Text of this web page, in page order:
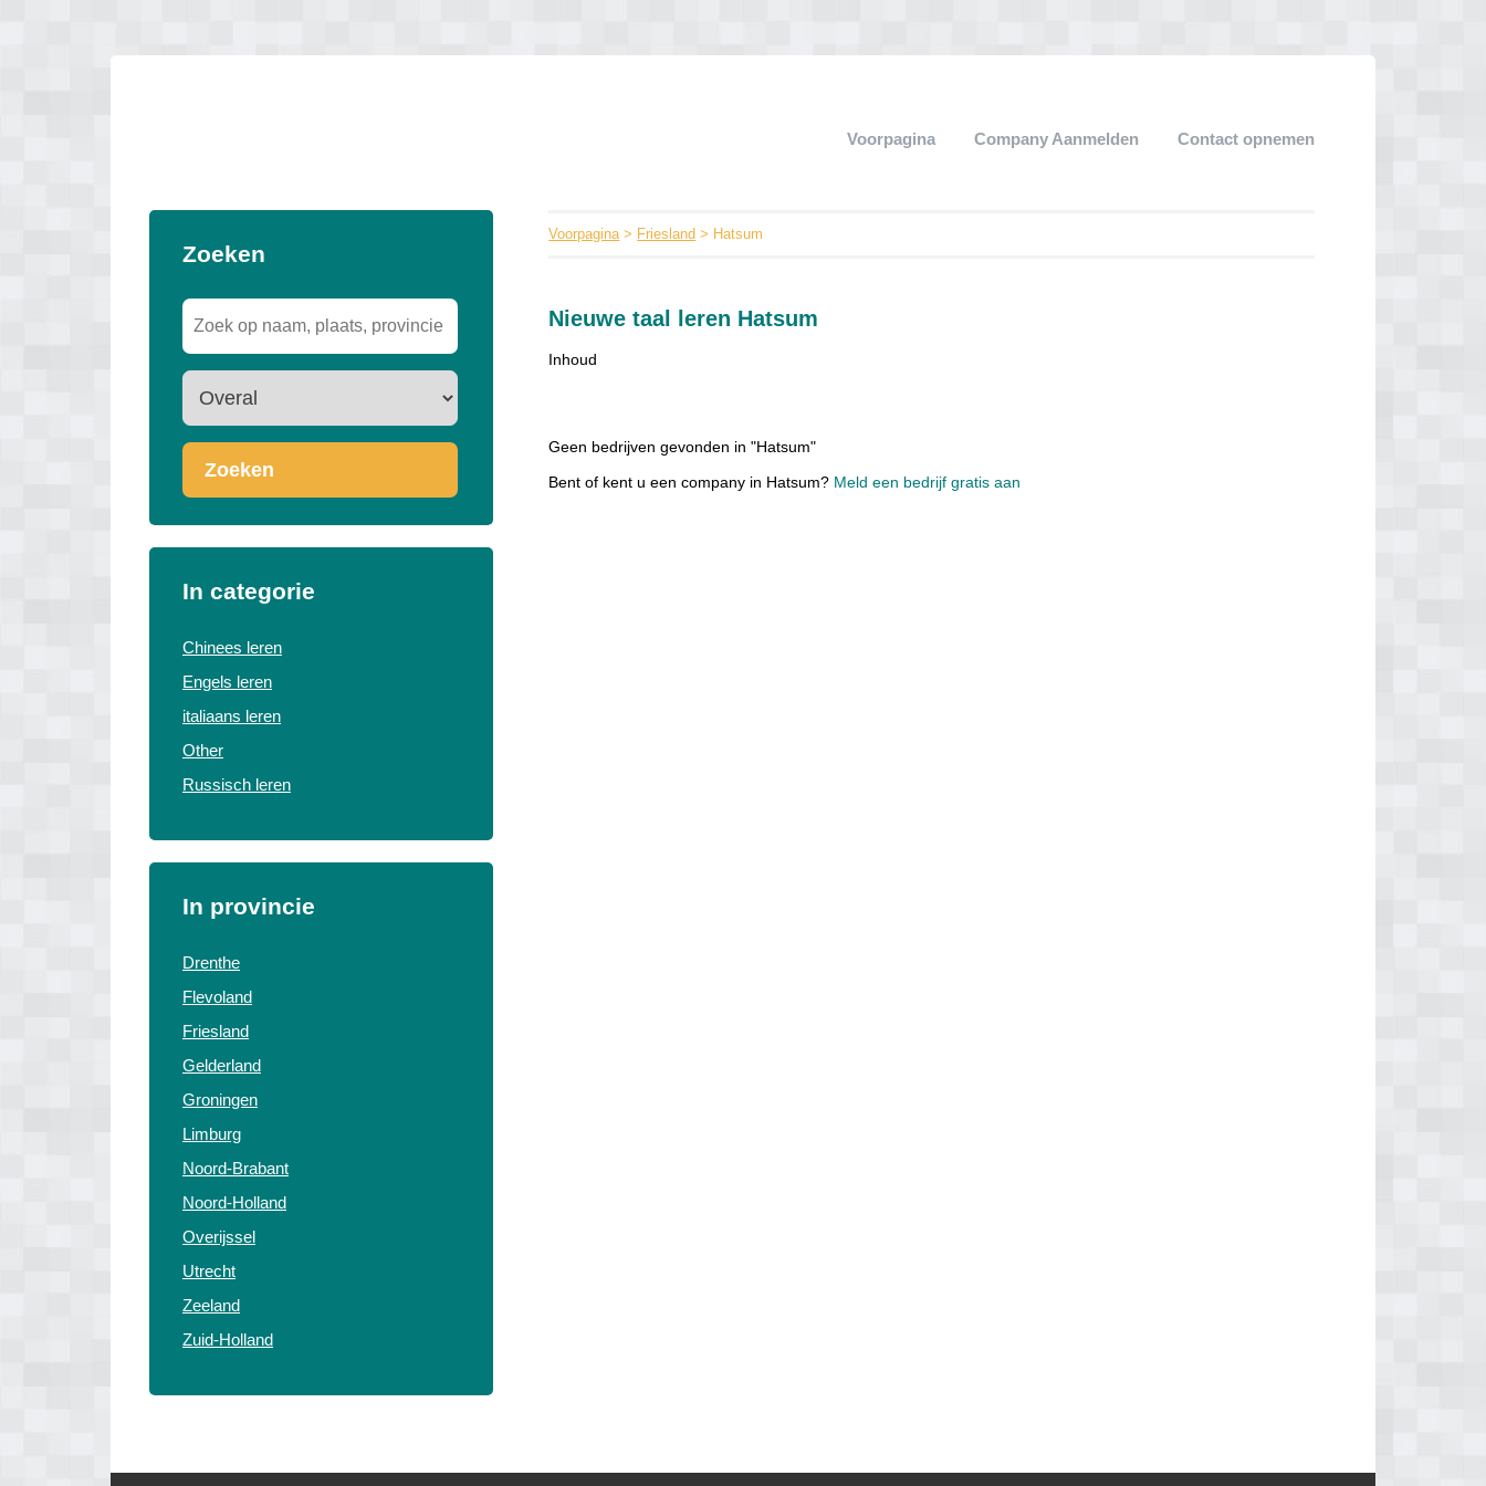
Voorpagina Company Aanmelden Contact opnemen
Zoeken
Zoeken
In categorie
Chinees leren
Engels leren
italiaans leren
Other
Russisch leren
In provincie
Drenthe
Flevoland
Friesland
Gelderland
Groningen
Limburg
Noord-Brabant
Noord-Holland
Overijssel
Utrecht
Zeeland
Zuid-Holland
Voorpagina> Friesland > Hatsum
Nieuwe taal leren Hatsum
Inhoud
Geen bedrijven gevonden in "Hatsum"
Bent of kent u een company in Hatsum? Meld een bedrijf gratis aan